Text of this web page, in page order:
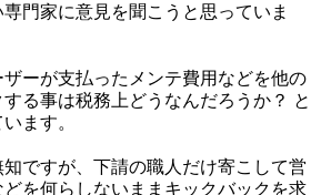
門家に意見を聞こうと思っていま
ザーが支払ったメンテ費用などを他の
る事は税務上どうなんだろうか？ と
ます。
ですが、下請の職人だけ寄こして営
を何らしないままキックバックを求